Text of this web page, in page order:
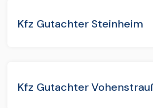
Kfz Gutachter Steinheim
Kfz Gutachter